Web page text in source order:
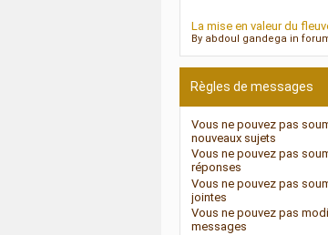
La mise en valeur du
By abdoul gandega in
Règles de messages
Vous ne pouvez pas
nouveaux sujets
Vous ne pouvez pas
réponses
Vous ne pouvez pas
jointes
Vous ne pouvez pas
messages